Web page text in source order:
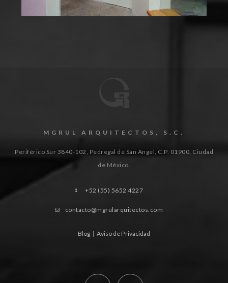
MGRUL ARQUITECTOS, S.C.
Periférico Sur 3840-102, Pedregal de San Angel, C.P. 01900, Ciudad
de México.
+52 (55) 5652 4227
contacto@mgrularquitectos.com
Blog | Aviso de Privacidad